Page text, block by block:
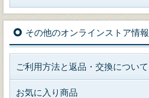
その他のオンラインストア情報
ご利用方法と返品・交換について
お気に入り商品